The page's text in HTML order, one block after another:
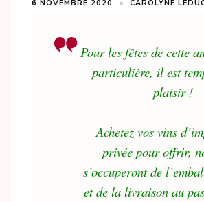
6 NOVEMBRE 2020 CAROLYNE
Pour les fêtes de cette
particulière, il est
plaisir !
Achetez vos vins
privée pour offrir,
s’occuperont de
et de la livraison au